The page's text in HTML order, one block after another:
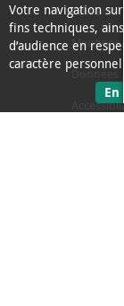
Votre navigation sur
fins techniques,
d’audience en
caractère personnel.
Mentions